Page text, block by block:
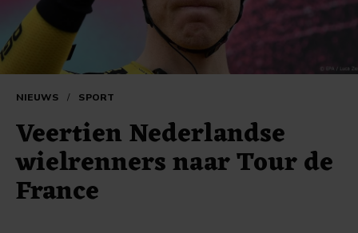
NIEUWS / SPORT
Veertien Nederlandse
wielrenners naar Tour de
France